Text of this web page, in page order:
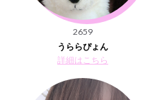
2659
うららぴょん
詳細はこちら